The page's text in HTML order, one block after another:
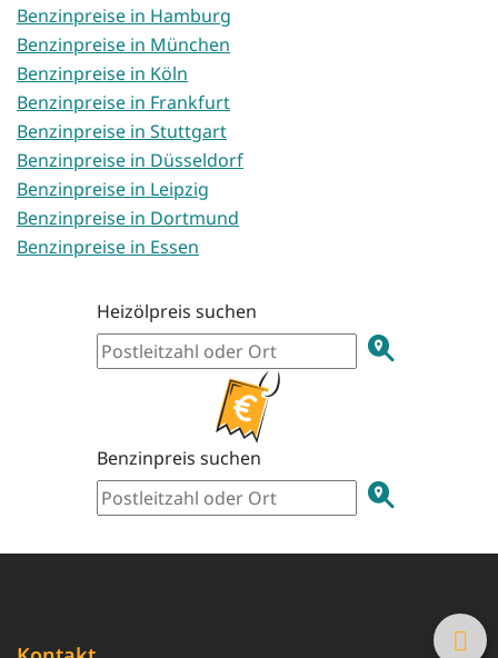
Benzinpreise in Hamburg
Benzinpreise in München
Benzinpreise in Köln
Benzinpreise in Frankfurt
Benzinpreise in Stuttgart
Benzinpreise in Düsseldorf
Benzinpreise in Leipzig
Benzinpreise in Dortmund
Benzinpreise in Essen
Heizölpreis suchen
Benzinpreis suchen